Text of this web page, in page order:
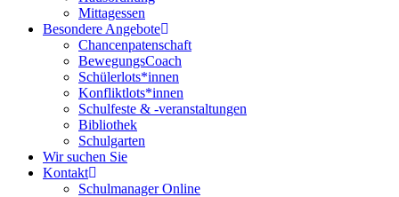
Mittagessen
Besondere Angebote
Chancenpatenschaft
BewegungsCoach
Schülerlots*innen
Konfliktlots*innen
Schulfeste & -veranstaltungen
Bibliothek
Schulgarten
Wir suchen Sie
Kontakt
Schulmanager Online